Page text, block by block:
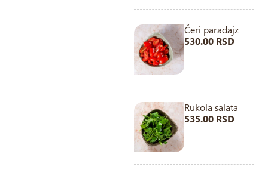
Čeri paradajz
530.00 RSD
Rukola salata
535.00 RSD